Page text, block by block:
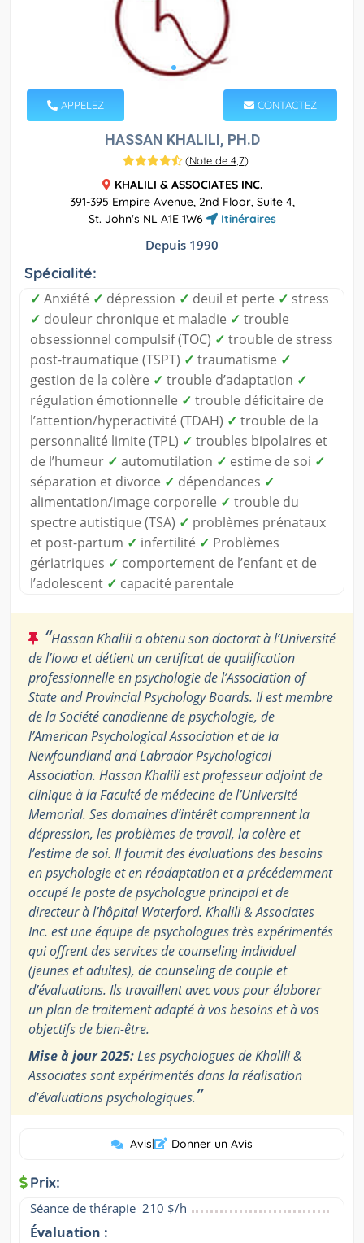
APPELEZ CONTACTEZ
HASSAN KHALILI, PH.D
(Note de 4,7)
KHALILI & ASSOCIATES INC.
391-395 Empire Avenue, 2nd Floor, Suite 4,
St. John's NL A1E 1W6
Itinéraires
Depuis 1990
Spécialité:
✓ Anxiété ✓ dépression ✓ deuil et perte ✓ stress
✓ douleur chronique et maladie ✓ trouble
obsessionnel compulsif (TOC) ✓ trouble de stress
post-traumatique (TSPT) ✓ traumatisme ✓
gestion de la colère ✓ trouble d’adaptation ✓
régulation émotionnelle ✓ trouble déficitaire de
l’attention/hyperactivité (TDAH) ✓ trouble de la
personnalité limite (TPL) ✓ troubles bipolaires et
de l’humeur ✓ automutilation ✓ estime de soi ✓
séparation et divorce ✓ dépendances ✓
alimentation/image corporelle ✓ trouble du
spectre autistique (TSA) ✓ problèmes prénataux
et post-partum ✓ infertilité ✓ Problèmes
gériatriques ✓ comportement de l’enfant et de
l’adolescent ✓ capacité parentale
“Hassan Khalili a obtenu son doctorat à l’Université
de l’Iowa et détient un certificat de qualification
professionnelle en psychologie de l’Association of
State and Provincial Psychology Boards. Il est membre
de la Société canadienne de psychologie, de
l’American Psychological Association et de la
Newfoundland and Labrador Psychological
Association. Hassan Khalili est professeur adjoint de
clinique à la Faculté de médecine de l’Université
Memorial. Ses domaines d’intérêt comprennent la
dépression, les problèmes de travail, la colère et
l’estime de soi. Il fournit des évaluations des besoins
en psychologie et en réadaptation et a précédemment
occupé le poste de psychologue principal et de
directeur à l’hôpital Waterford. Khalili & Associates
Inc. est une équipe de psychologues très expérimentés
qui offrent des services de counseling individuel
(jeunes et adultes), de counseling de couple et
d’évaluations. Ils travaillent avec vous pour élaborer
un plan de traitement adapté à vos besoins et à vos
objectifs de bien-être.
Mise à jour 2025:Les psychologues de Khalili &
Associates sont expérimentés dans la réalisation
d’évaluations psychologiques.”
Avis| Donner un Avis
Prix:
Séance de thérapie  210 $/h
Évaluation :